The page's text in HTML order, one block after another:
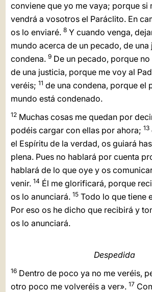
conviene que yo me vaya; porque si
vendrá a vosotros el Paráclito. En
os lo enviaré. 8Y cuando venga,
mundo acerca de un pecado, de una
condena. 9De un pecado, porque no
de una justicia, porque me voy al
veréis; 11 de una condena, porque el
mundo está condenado.
12Muchas cosas me quedan por
podéis cargar con ellas por ahora; 13
el Espíritu de la verdad, os guiará
plena. Pues no hablará por cuenta
hablará de lo que oye y os
venir. 14 Él me glorificará, porque
os lo anunciará. 15Todo lo que tiene
Por eso os he dicho que recibirá y
os lo anunciará.
Despedida
16Dentro de poco ya no me veréis,
otro poco me volveréis a ver». 17